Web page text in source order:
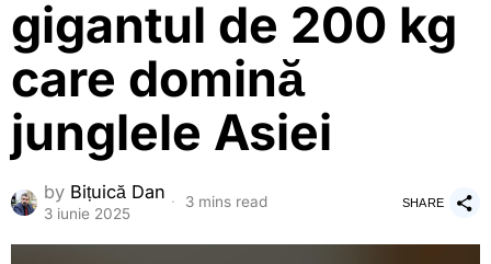
gigantul de 200 kg
care domină
junglele Asiei
by Bițuică Dan
3 iunie 2025
3 mins read SHARE